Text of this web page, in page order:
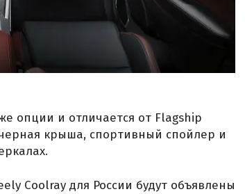
опции и отличается от Flagship
крыша, спортивный спойлер и
Coolray для России будут объявлены